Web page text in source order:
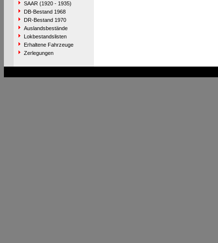
SAAR (1920 - 1935)
DB-Bestand 1968
DR-Bestand 1970
Auslandsbestände
Lokbestandslisten
Erhaltene Fahrzeuge
Zerlegungen